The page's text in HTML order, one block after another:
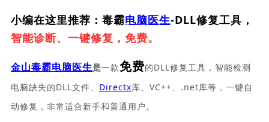
小编在这里推荐：毒霸电脑医生-DLL修复工具，
智能诊断、一键修复，免费。
金山毒霸电脑医生是一款免费的DLL修复工具，智能检测
电脑缺失的DLL文件、 Directx库、VC++、.net库等，一键自
动修复，非常适合新手和普通用户。